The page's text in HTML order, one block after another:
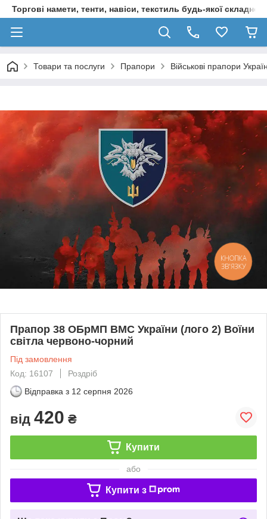
Торгові намети, тенти, навіси, текстиль будь-якої
Товари та послуги Прапори Військові прапори
Прапор 38 ОБрМП ВМС України (лого 2) Воїни
світла червоно-чорний
Під замовлення
Код: 16107
Роздріб
Відправка з 12 серпня 2026
від 420 ₴
Купити
або
Купити з
КНОПКА
ЗВ'ЯЗКУ